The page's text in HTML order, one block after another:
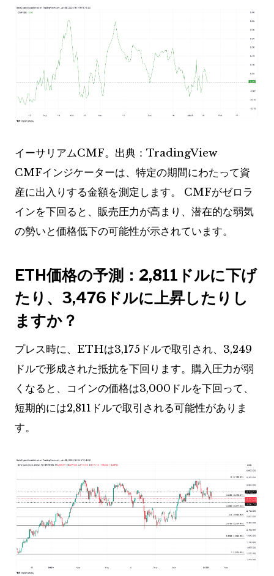
イーサリアムCMF。出典：TradingView
CMFインジケーターは、特定の期間にわたって資
産に出入りする金額を測定します。 CMFがゼロラ
インを下回ると、販売圧力が高まり、潜在的な弱気
の勢いと価格低下の可能性が示されています。
ETH価格の予測：2,811ドルに下げ
たり、3,476ドルに上昇したりし
ますか？
プレス時に、ETHは3,175ドルで取引され、3,249
ドルで形成された抵抗を下回ります。購入圧力が弱
くなると、コインの価格は3,000ドルを下回って、
短期的には2,811ドルで取引される可能性がありま
す。